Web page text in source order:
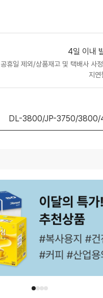
4일 이내
휴일 제외/상품재고 및 택배사 사
지연
DL-3800/JP-3750/3800/